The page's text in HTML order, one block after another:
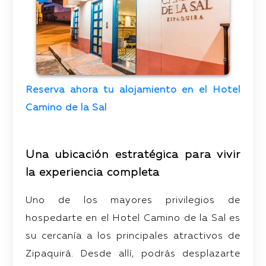
Reserva ahora tu alojamiento en el Hotel
Camino de la Sal
Una ubicación estratégica para vivir
la experiencia completa
Uno de los mayores privilegios de
hospedarte en el Hotel Camino de la Sal es
su cercanía a los principales atractivos de
Zipaquirá. Desde allí, podrás desplazarte